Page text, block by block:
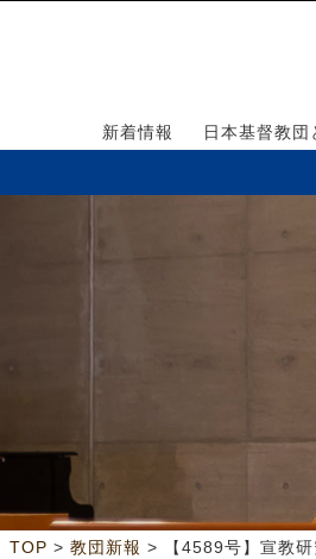
新着情報 日本基督教団
TOP > 教団新報 > 【4589号】宣教